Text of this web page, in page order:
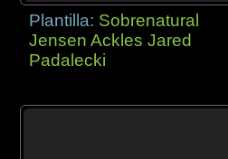
Plantilla: Sobrenatural
Jensen Ackles Jared
Padalecki